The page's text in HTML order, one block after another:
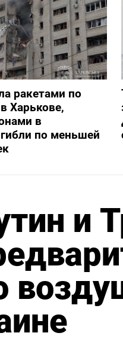
ракетами по
Харькове,
в
по меньшей
и